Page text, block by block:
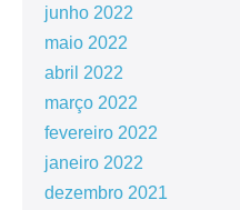
junho 2022
maio 2022
abril 2022
março 2022
fevereiro 2022
janeiro 2022
dezembro 2021